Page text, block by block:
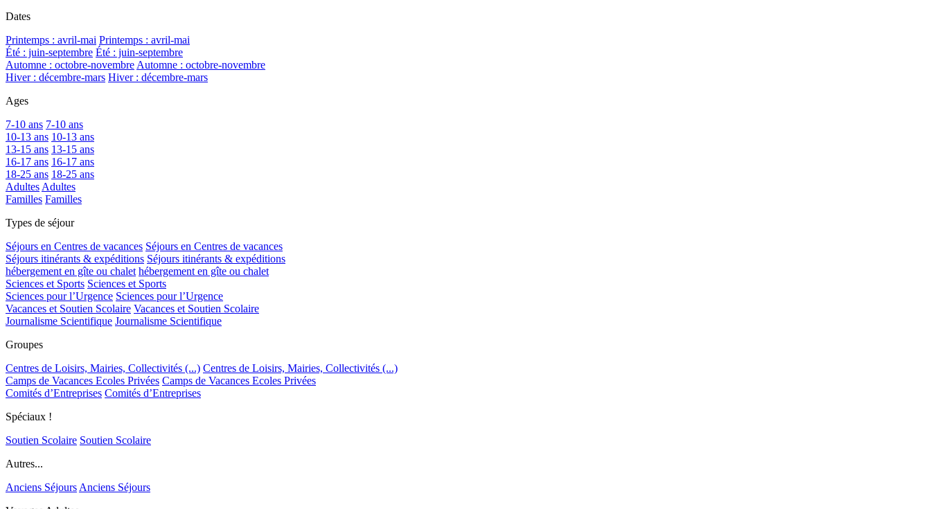
Dates
Printemps : avril-mai Printemps : avril-mai
Été : juin-septembre Été : juin-septembre
Automne : octobre-novembreAutomne : octobre-novembre
Hiver : décembre-mars Hiver : décembre-mars
Ages
7-10 ans 7-10 ans
10-13 ans 10-13 ans
13-15 ans 13-15 ans
16-17 ans 16-17 ans
18-25 ans 18-25 ans
AdultesAdultes
Familles Familles
Types de séjour
Séjours en Centres de vacances Séjours en Centres de vacances
Séjours itinérants & expéditions Séjours itinérants & expéditions
hébergement en gîte ou chalet hébergement en gîte ou chalet
Sciences et Sports Sciences et Sports
Sciences pour l’Urgence Sciences pour l’Urgence
Vacances et Soutien Scolaire Vacances et Soutien Scolaire
Journalisme Scientifique Journalisme Scientifique
Groupes
Centres de Loisirs, Mairies, Collectivités (...) Centres de Loisirs, Mairies, Collectivités (...)
Camps de Vacances Ecoles Privées Camps de Vacances Ecoles Privées
Comités d’Entreprises Comités d’Entreprises
Spéciaux !
Soutien Scolaire Soutien Scolaire
Autres...
Anciens SéjoursAnciens Séjours